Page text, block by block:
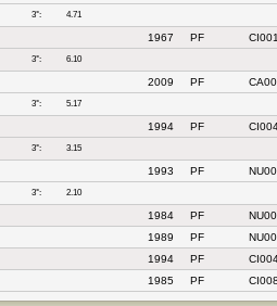
3°: 4.71
1967 PF
3°: 6.10
2009 PF
3°: 5.17
1994 PF
3°: 3.15
1993 PF
3°: 2.10
1984 PF
1989 PF
1994 PF
1985 PF